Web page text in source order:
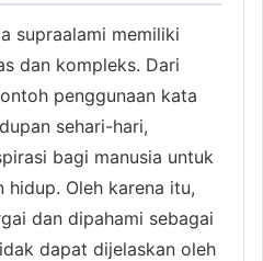
supraalami memiliki
dan kompleks. Dari
penggunaan kata
sehari-hari,
bagi manusia untuk
hidup. Oleh karena itu,
dan dipahami sebagai
dapat dijelaskan oleh